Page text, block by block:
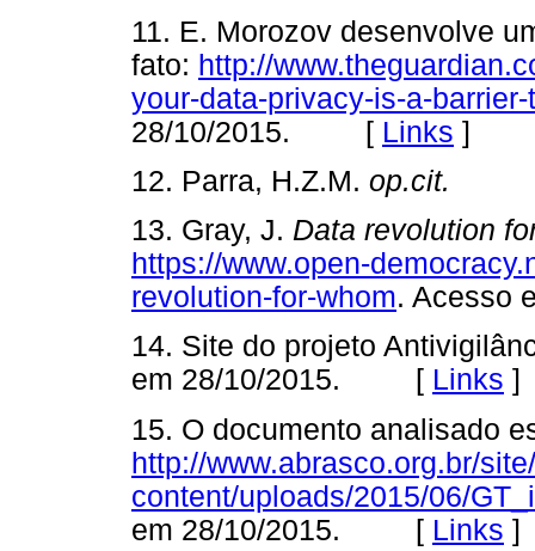
11. E. Morozov desenvolve
fato: http://
your-data-privacy-is-a-
28/10/2015. [ Links ]
12. Parra, H.Z.M. op.cit.
13. Gray, J. Data revolution
https://www.open-
revolution-for-whom.
14. Site do projeto
em 28/10/2015. [ Links ]
15. O documento analisado
http://www.abrasco.org.br/
content/uploads/2015/06/
em 28/10/2015. [ Links ]